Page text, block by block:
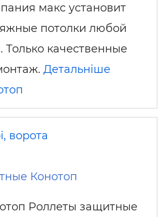
макс установит
потолки любой
Только качественные
Детальніше
ворота
Конотоп
Роллеты защитные